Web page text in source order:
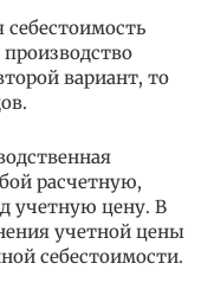
вариант, то
расчетную,
учетную цену. В
учетной цены
себестоимости.